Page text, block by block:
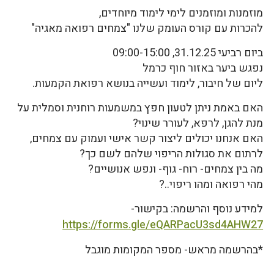
מוזמנות ומוזמנים לימי לימוד מיוחדים,
להכרות עם קורס העומק שלנו "צמחים רפואה מאגיה"
ביום רביעי 31.12.25, 09:00-15:00
נפגש ביער באזור חוף כרמל
ליום של חיבור, לימוד ועשייה בנושא רפואת הקמעות.
האם באמת ניתן לטעון חפץ במשמעות רוחנית וסמלית על
מנת להגן, לרפא, לעורר שינוי?
האם אנחנו יכולים ליצור קשר אישי ועמוק עם צמחים,
לרתום את סגולות הריפוי שלהם לשם כך?
מה בין צמחים- רוח- גוף- ונפש אנושיים?
מהי רפואה ומהו ריפוי..?
למידע נוסף והרשמה: בקישור-
https://forms.gle/eQARPacU3sd4AHW27
*בהרשמה מראש- מספר המקומות מוגבל